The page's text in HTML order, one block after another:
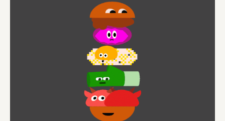
野村不動産ビルディング株式会社
大堀相馬焼陶吉郎窯
株式会社ゼロワンブースター
叶や豆冨 大椙食品
株式会社 京都産業振興センター